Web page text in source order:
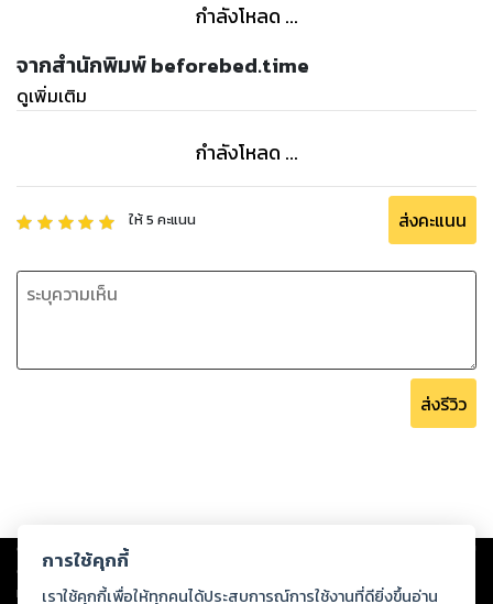
กำลังโหลด ...
จากสำนักพิมพ์ beforebed.time
ดูเพิ่มเติม
กำลังโหลด ...
ให้5 คะแนน ส่งคะแนน
ส่งรีวิว
Copyright © 2026
ต่อผลงานหรือเนื้อหาใดที่อัปโหลดผ่านเว็บไซต์และปรากฏว่าละเมิดสิทธิใน
ทรัพย์สินทางปัญญาของบุคคลอื่นหรือขัดต่อกฎหมายและศีลธรรม ดังนั้น ผู้อ่าน
การใช้คุกกี้
เราใช้คุกกี้เพื่อให้ทุกคนได้ประสบการณ์การใช้งานที่ดียิ่งขึ้นอ่าน